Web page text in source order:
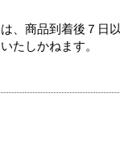
、商品到着後７日
たしかねます。